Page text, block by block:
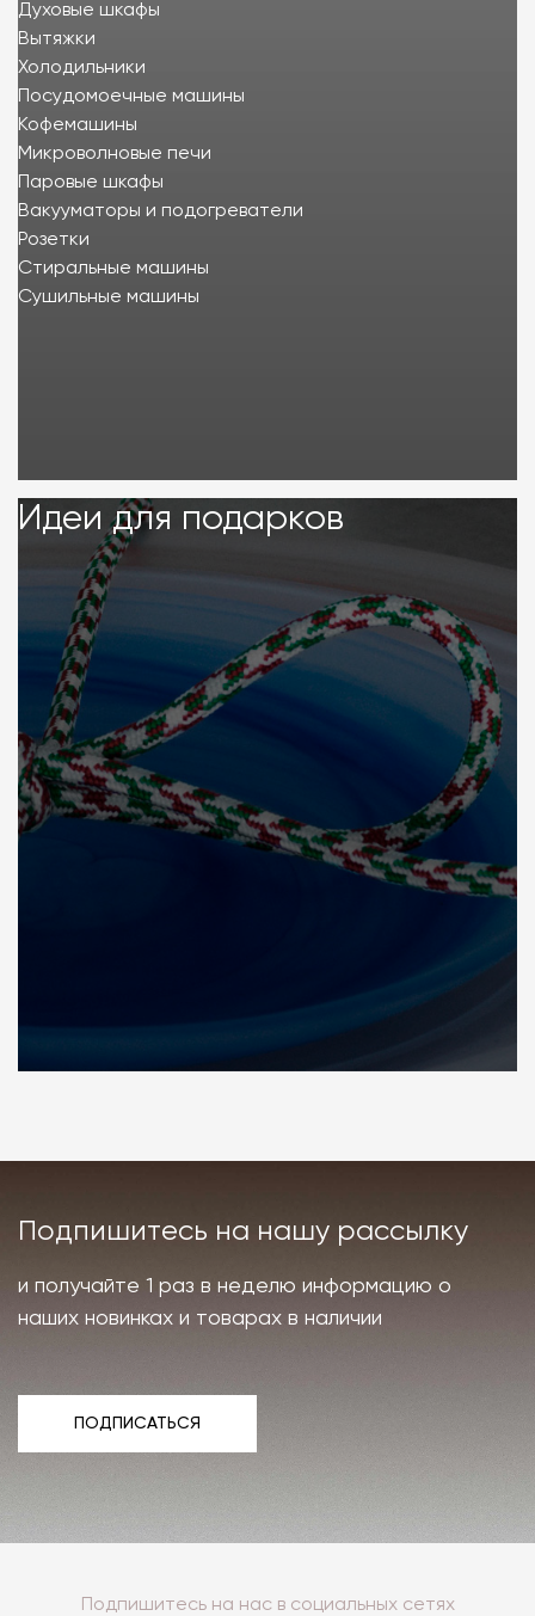
Духовые шкафы
Вытяжки
Холодильники
Посудомоечные машины
Кофемашины
Микроволновые печи
Паровые шкафы
Вакууматоры и подогреватели
Розетки
Стиральные машины
Сушильные машины
Идеи для подарков
Идеи для подарков
Подпишитесь на нашу рассылку
и получайте 1 раз в неделю информацию о
наших новинках и товарах в наличии
ПОДПИСАТЬСЯ
Подпишитесь на нас в социальных сетях